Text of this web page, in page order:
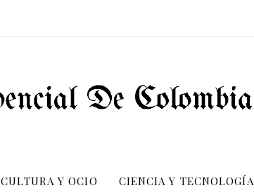
CULTURA Y OCIO CIENCIA Y TECNOLOGÍA